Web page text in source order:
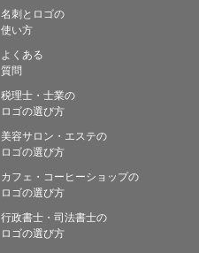
名刺とロゴの
使い方
よくある
質問
税理士・士業の
ロゴの選び方
美容サロン・エステの
ロゴの選び方
カフェ・コーヒーショップの
ロゴの選び方
行政書士・司法書士の
ロゴの選び方